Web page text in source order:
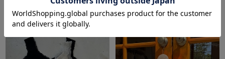
￥3,300
￥3,300